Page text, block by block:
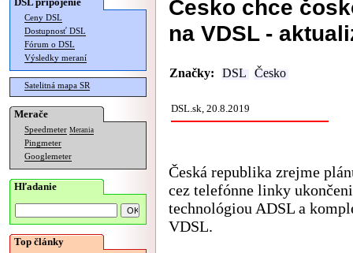
Ceny DSL
Dostupnosť DSL
Fórum o DSL
Výsledky meraní
Satelitná mapa SR
Merače
Speedmeter Merania
Pingmeter
Googlemeter
Hľadanie
Top články
Česko chce
na VDSL -
Značky: DSL Česko
DSL.sk, 20.8.2019
Česká republika zrejme
cez telefónne linky
technológiou ADSL a
VDSL.